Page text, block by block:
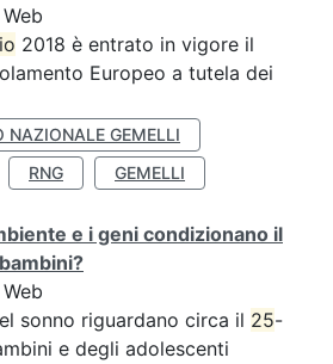
2018 è entrato in vigore il
Europeo a tutela dei
NAZIONALE GEMELLI
RNG GEMELLI
e i geni condizionano il
sonno riguardano circa il 25-
e degli adolescenti